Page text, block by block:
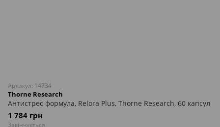
Артикул: 14734
Thorne Research
Антистрес формула, Relora Plus, Thorne Research, 60 капсул
1 784 грн
Закінчується